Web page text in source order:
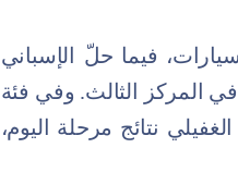
فيما حلّ الإسباني
المركز الثالث. وفي فئة
نتائج مرحلة اليوم،